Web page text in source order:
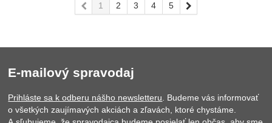
predchádzajúca
1 2 3 4 5
E-mailový spravodaj
Prihláste sa k odberu nášho newsletteru . Budeme vás informovať
o všetkých zaujímavých akciách a zľavách, ktoré chystáme.